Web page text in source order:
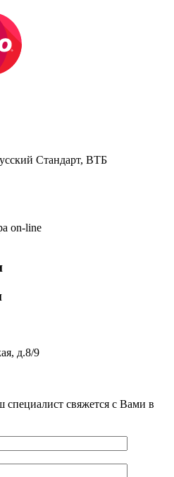
Стандарт, ВТБ
on-line
д.8/9
свяжется с Вами в